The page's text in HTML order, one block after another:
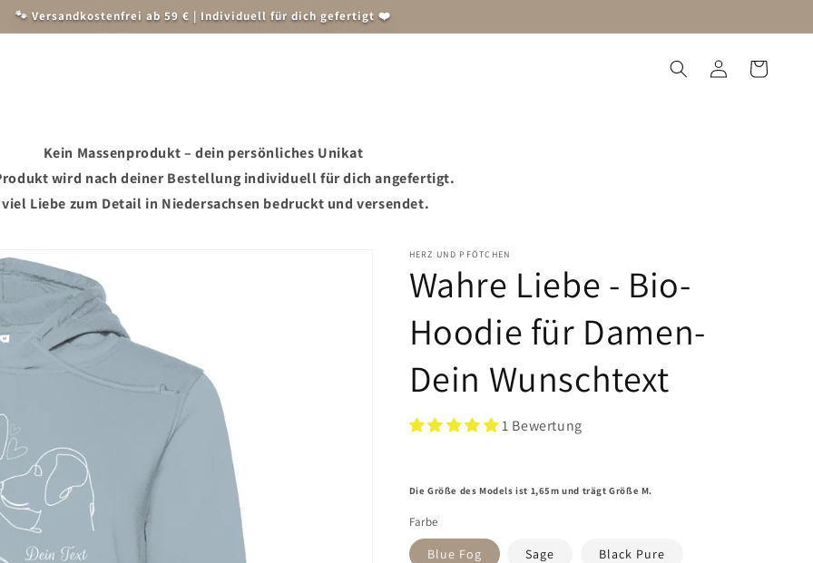
🐾 Versandkostenfrei ab 59 € | Individuell für dich gefertigt ❤️
EinloggenWarenkorb
Kein Massenprodukt – dein persönliches Unikat
wird nach deiner Bestellung individuell für dich angefertigt.
Liebe zum Detail in Niedersachsen bedruckt und versendet.
HERZ UND PFÖTCHEN
Wahre Liebe - Bio-
Hoodie für Damen-
Dein Wunschtext
1 Bewertung
Die Größe des Models ist 1,65m und trägt Größe M.
Farbe
Blue Fog Sage Black Pure